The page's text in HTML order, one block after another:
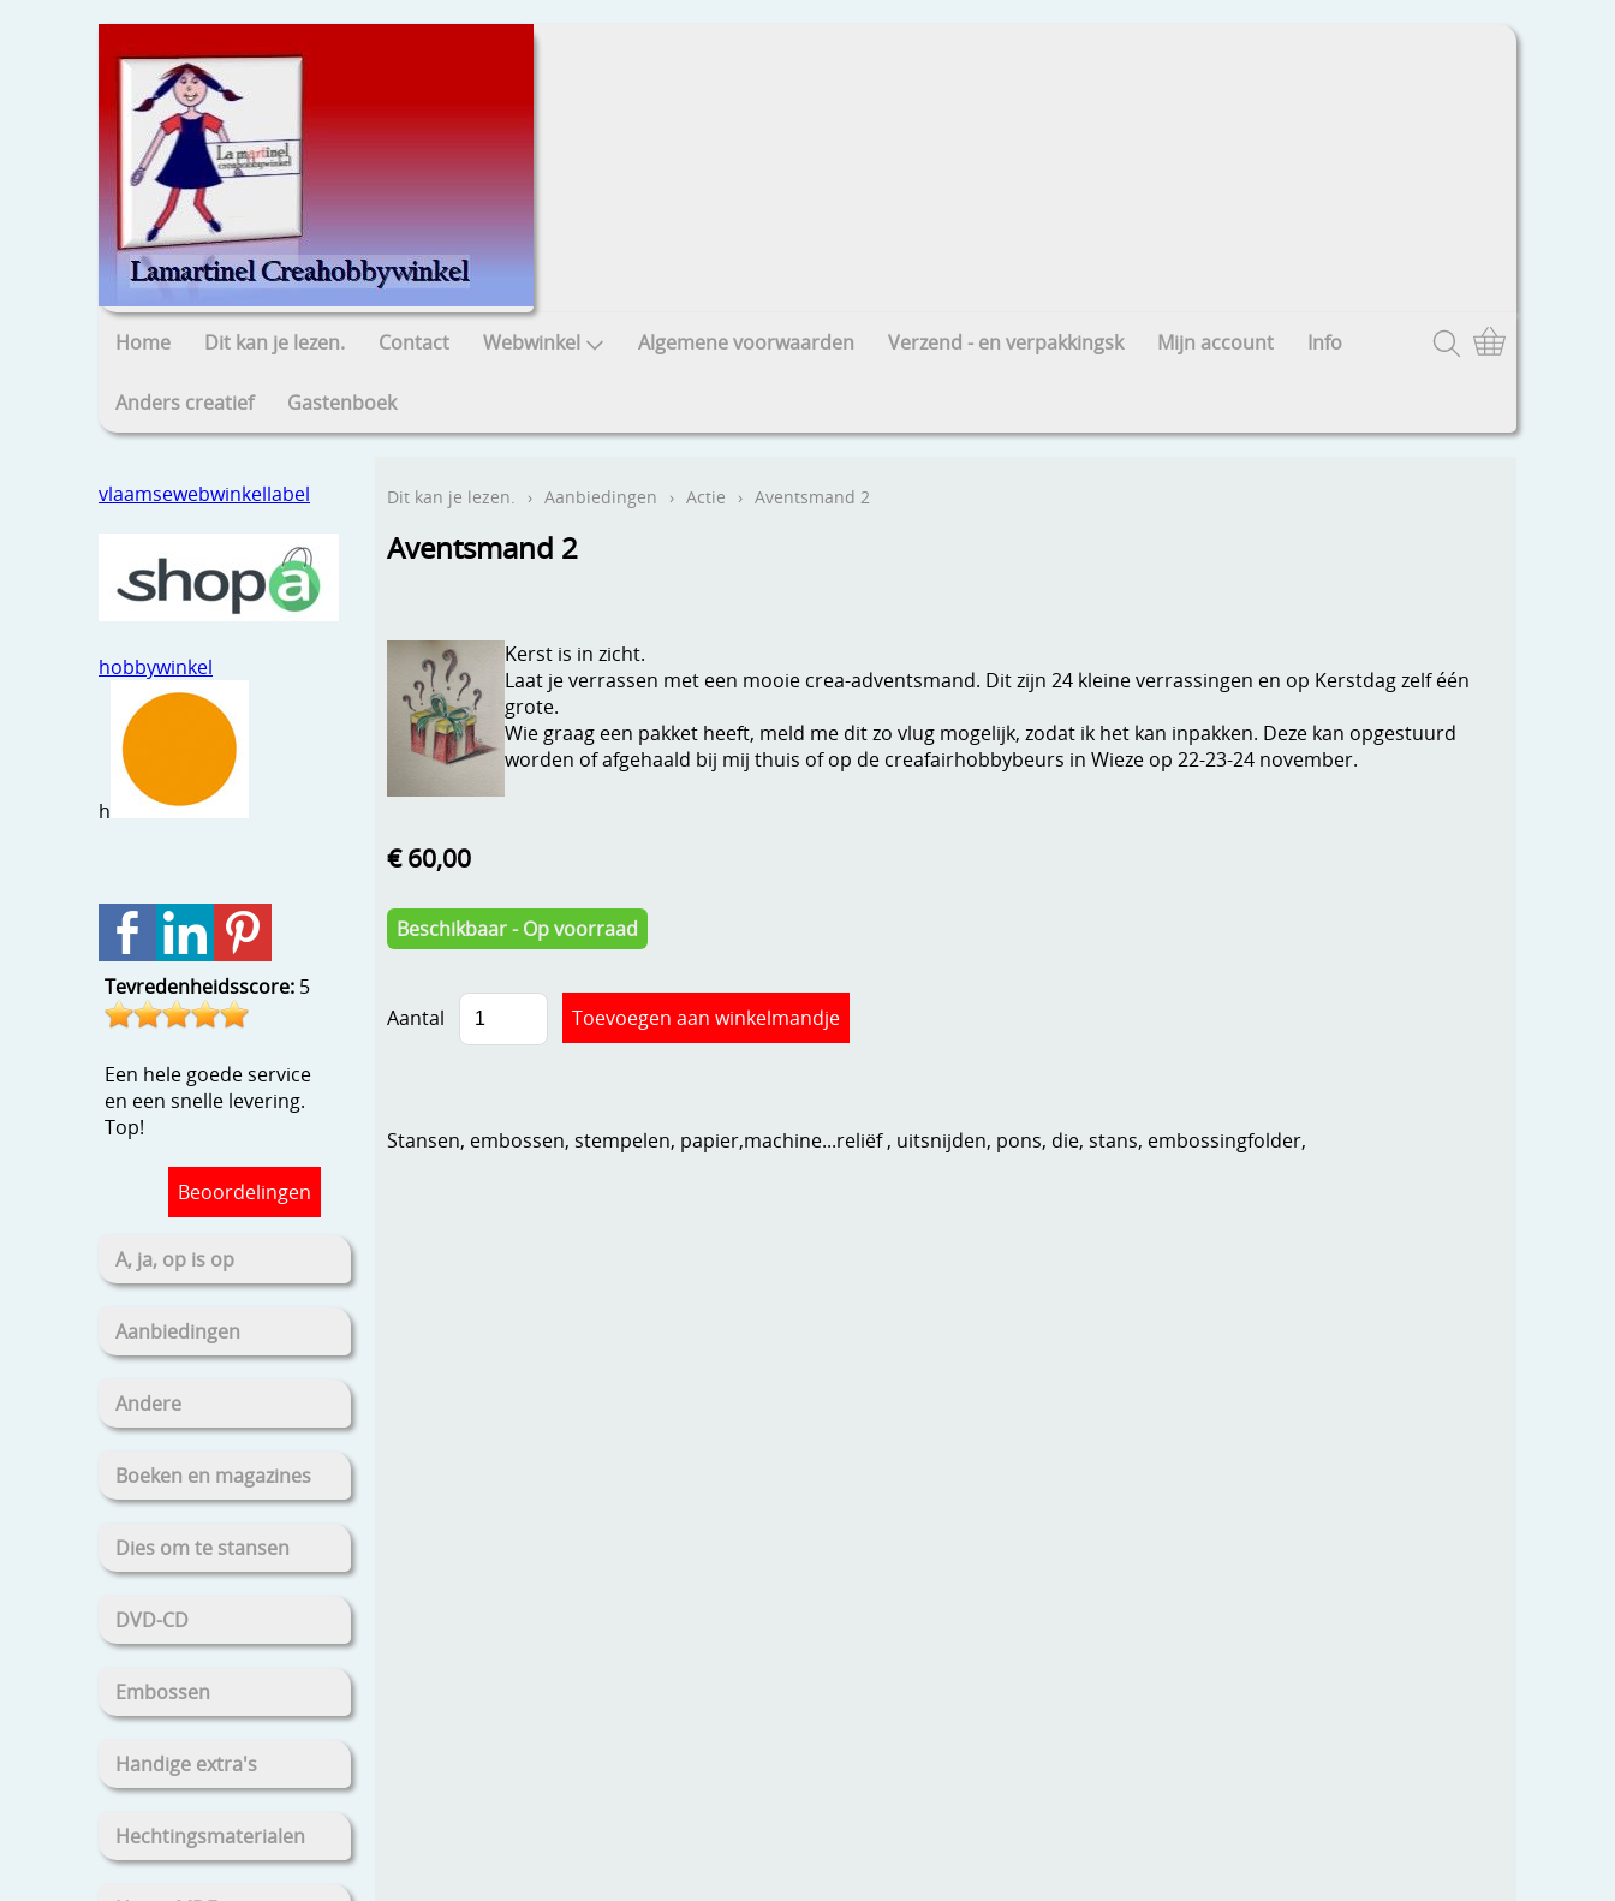
Home Dit kan je lezen. Contact Webwinkel Algemene voorwaarden Verzend - en verpakkingsk Mijn account Info
Anders creatief Gastenboek
vlaamsewebwinkellabel
hobbywinkel
h
Tevredenheidsscore: 5
Een hele goede service
en een snelle levering.
Top!
Beoordelingen
A, ja, op is op
Aanbiedingen
Andere
Boeken en magazines
Dies om te stansen
DVD-CD
Embossen
Handige extra's
Hechtingsmaterialen
Dit kan je lezen. › Aanbiedingen › Actie › Aventsmand 2
Aventsmand 2
Kerst is in zicht.
Laat je verrassen met een mooie crea-adventsmand. Dit zijn 24 kleine verrassingen en op Kerstdag zelf één
grote.
Wie graag een pakket heeft, meld me dit zo vlug mogelijk, zodat ik het kan inpakken. Deze kan opgestuurd
worden of afgehaald bij mij thuis of op de creafairhobbybeurs in Wieze op 22-23-24 november.
€ 60,00
Beschikbaar - Op voorraad
Aantal
Stansen, embossen, stempelen, papier,machine...reliëf , uitsnijden, pons, die, stans, embossingfolder,